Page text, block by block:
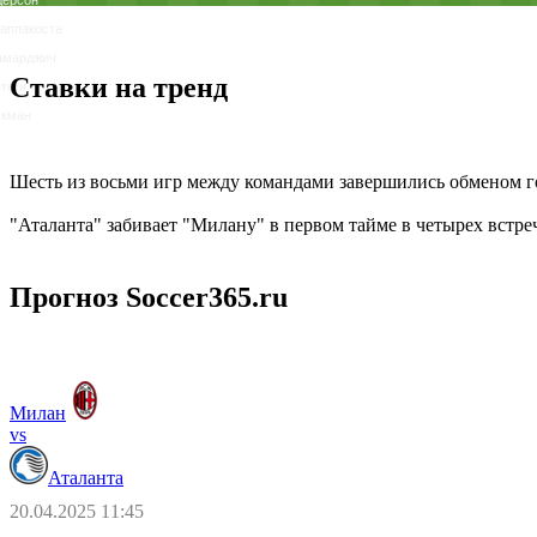
Ставки на тренд
Шесть из восьми игр между командами завершились обменом
"Аталанта" забивает "Милану" в первом тайме в четырех
Прогноз Soccer365.ru
Милан
vs
Аталанта
20.04.2025 11:45